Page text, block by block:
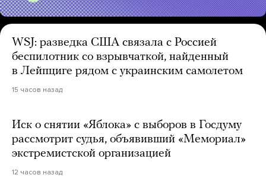
WSJ: разведка США связала с Россией
беспилотник со взрывчаткой, найденный
в Лейпциге рядом с украинским самолетом
15 часов назад
Иск о снятии «Яблока» с выборов в Госдуму
рассмотрит судья, объявивший «Мемориал»
экстремистской организацией
12 часов назад